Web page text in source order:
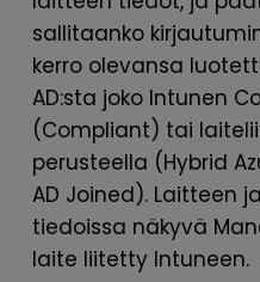
sallitaanko
kerro olevansa
AD:sta joko Intunen
(Compliant) tai
perusteella (Hybrid
AD Joined). Laitteen
tiedoissa näkyvä
laite liitetty Intuneen.